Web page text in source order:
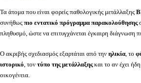
Τα άτομα που είναι φορείς παθολογικής μετάλλαξης
συνήθως πιο εντατικό πρόγραμμα παρακολούθησης
πληθυσμό, ώστε να επιτυγχάνεται έγκαιρη διάγνωση
Ο ακριβής σχεδιασμός εξαρτάται από την ηλικία, το
ιστορικό, τον τύπο της μετάλλαξηςκαι το αν έχει
οικογένεια.